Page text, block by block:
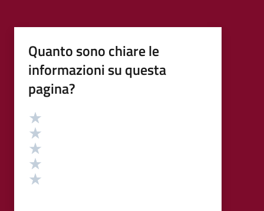
Quanto sono chiare le
informazioni su questa
pagina?
Valutazione